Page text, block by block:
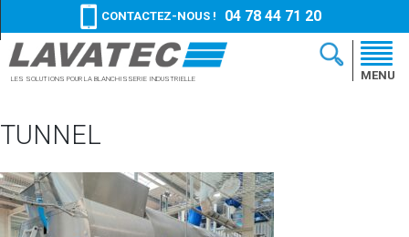
LES SOLUTIONS POUR LA BLANCHISSERIE INDUSTRIELLE
CONTACTEZ-NOUS ! 04 78 44 71 20
MENU
TUNNEL